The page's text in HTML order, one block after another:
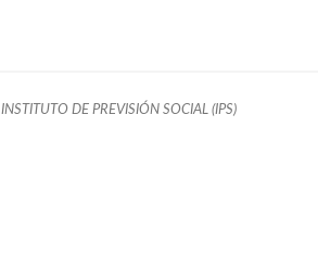
INSTITUTO DE PREVISIÓN SOCIAL (IPS)